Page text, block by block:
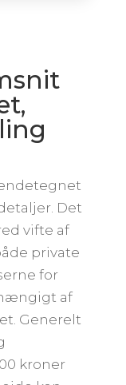
Det
vifte af
private
for
af
Generelt
kroner